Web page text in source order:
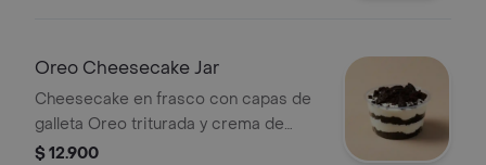
Oreo Cheesecake Jar
Cheesecake en frasco con capas de
galleta Oreo triturada y crema de
queso. Presentado en un envase
$ 12.900